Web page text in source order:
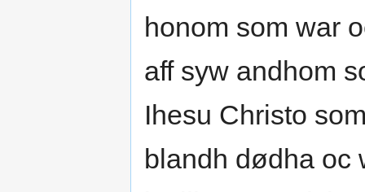
honom som war
aff syw andhom
Ihesu Christo
blandh dødha